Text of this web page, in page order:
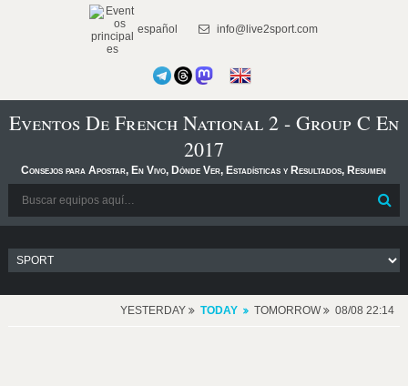
español info@live2sport.com
Eventos De French National 2 - Group C En
2017
Consejos para Apostar, En Vivo, Dónde Ver, Estadísticas y Resultados, Resumen
YESTERDAY TODAY TOMORROW 08/08 22:14